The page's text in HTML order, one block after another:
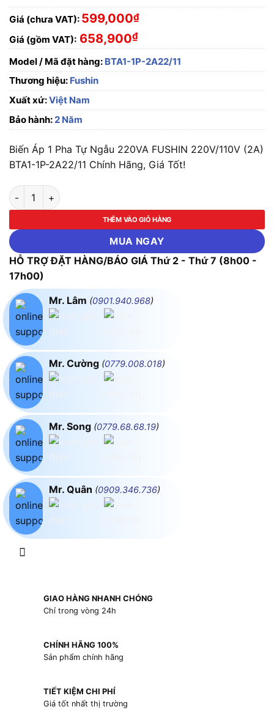
Giá (chưa VAT): 599,000₫
Giá (gồm VAT): 658,900₫
Model / Mã đặt hàng: BTA1-1P-2A22/11
Thương hiệu: Fushin
Xuất xứ:Việt Nam
Bảo hành:2 Năm
Biến Áp 1 Pha Tự Ngẫu 220VA FUSHIN 220V/110V (2A)
BTA1-1P-2A22/11 Chính Hãng, Giá Tốt!
Biến Áp 1 Pha Tự Ngẫu 220VA FUSHIN 220V/110V (2A)
THÊM VÀO GIỎ HÀNG
MUA NGAY
HỖ TRỢ ĐẶT HÀNG/BÁO GIÁ Thứ 2 - Thứ 7 (8h00 -
17h00)
Mr. Lâm (0901.940.968)
Mr. Cường (0779.008.018)
Mr. Song (0779.68.68.19)
Mr. Quân (0909.346.736)
GIAO HÀNG NHANH CHÓNG
Chỉ trong vòng 24h
CHÍNH HÃNG 100%
Sản phẩm chính hãng
TIẾT KIỆM CHI PHÍ
Giá tốt nhất thị trường